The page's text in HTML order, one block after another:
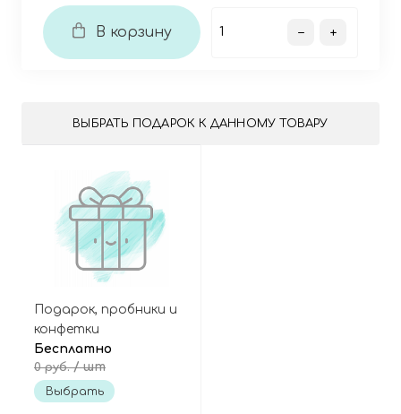
В корзину
ВЫБРАТЬ ПОДАРОК К ДАННОМУ ТОВАРУ
Подарок, пробники и
конфетки
Бесплатно
0 руб./ шт
Выбрать